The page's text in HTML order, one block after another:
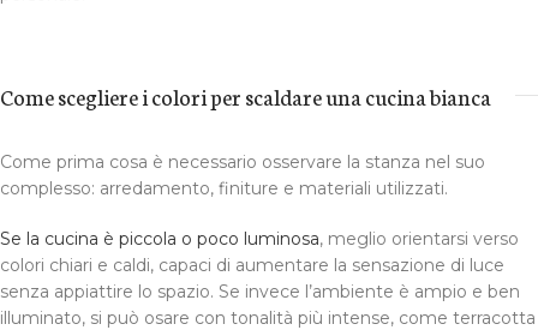
Come scegliere i colori per scaldare una cucina bianca
Come prima cosa è necessario osservare la stanza nel suo
complesso: arredamento, finiture e materiali utilizzati.
Se la cucina è piccola o poco luminosa, meglio orientarsi verso
colori chiari e caldi, capaci di aumentare la sensazione di luce
senza appiattire lo spazio. Se invece l’ambiente è ampio e ben
illuminato, si può osare con tonalità più intense, come terracotta